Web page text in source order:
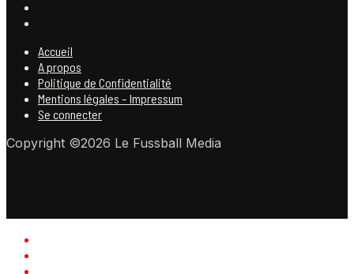
Accueil
A propos
Politique de Confidentialité
Mentions légales – Impressum
Se connecter
Copyright ©2026 Le Fussball Media